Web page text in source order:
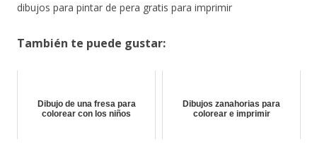
dibujos para pintar de pera gratis para imprimir
También te puede gustar:
Dibujo de una fresa para
colorear con los niños
Dibujos zanahorias para
colorear e imprimir